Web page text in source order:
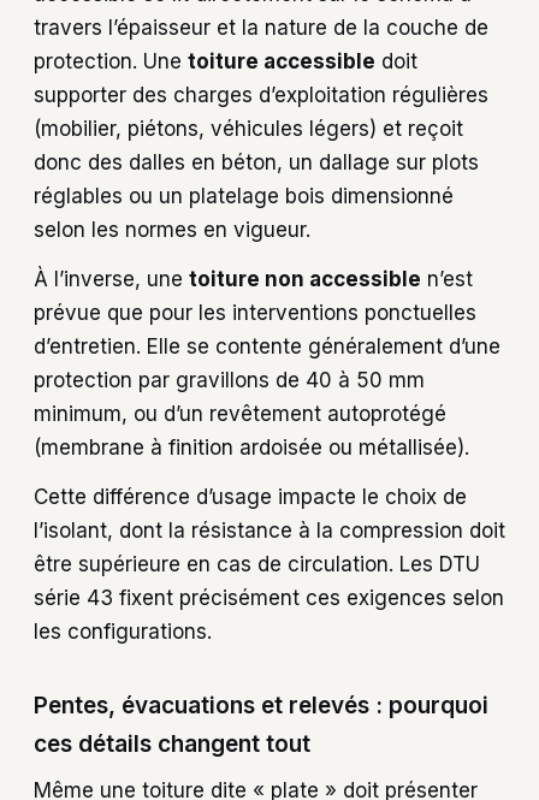
travers l’épaisseur et la nature de la couche de
protection. Une toiture accessible doit
supporter des charges d’exploitation régulières
(mobilier, piétons, véhicules légers) et reçoit
donc des dalles en béton, un dallage sur plots
réglables ou un platelage bois dimensionné
selon les normes en vigueur.
À l’inverse, une toiture non accessible n’est
prévue que pour les interventions ponctuelles
d’entretien. Elle se contente généralement d’une
protection par gravillons de 40 à 50 mm
minimum, ou d’un revêtement autoprotégé
(membrane à finition ardoisée ou métallisée).
Cette différence d’usage impacte le choix de
l’isolant, dont la résistance à la compression doit
être supérieure en cas de circulation. Les DTU
série 43 fixent précisément ces exigences selon
les configurations.
Pentes, évacuations et relevés : pourquoi
ces détails changent tout
Même une toiture dite « plate » doit présenter